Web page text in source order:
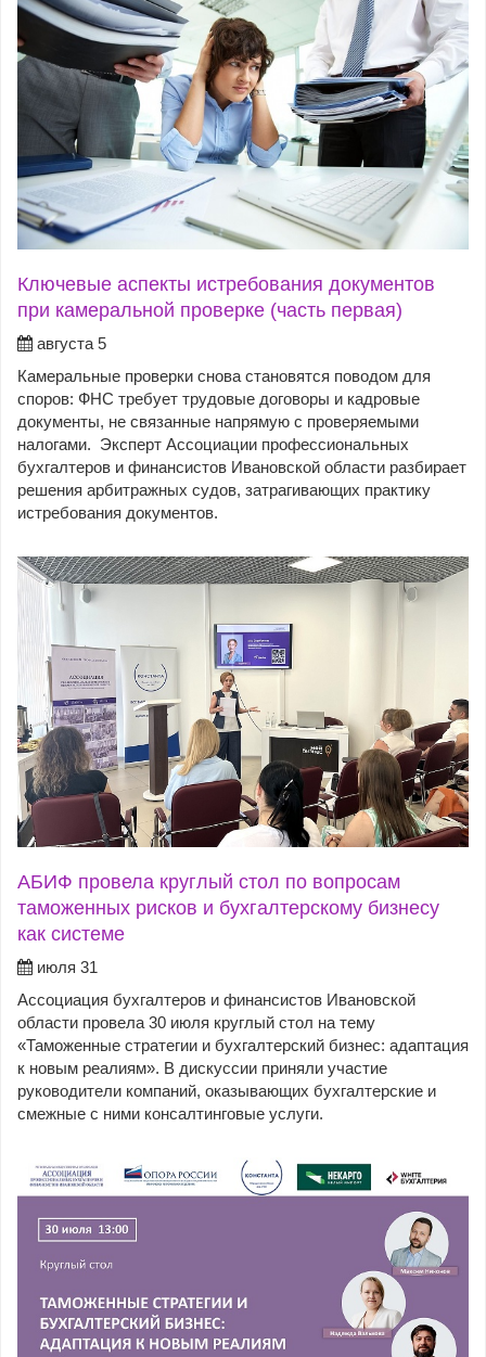
Ключевые аспекты истребования документов
при камеральной проверке (часть первая)
августа 5
Камеральные проверки снова становятся поводом для
споров: ФНС требует трудовые договоры и кадровые
документы, не связанные напрямую с проверяемыми
налогами. Эксперт Ассоциации профессиональных
бухгалтеров и финансистов Ивановской области разбирает
решения арбитражных судов, затрагивающих практику
истребования документов.
АБИФ провела круглый стол по вопросам
таможенных рисков и бухгалтерскому бизнесу
как системе
июля 31
Ассоциация бухгалтеров и финансистов Ивановской
области провела 30 июля круглый стол на тему
«Таможенные стратегии и бухгалтерский бизнес: адаптация
к новым реалиям». В дискуссии приняли участие
руководители компаний, оказывающих бухгалтерские и
смежные с ними консалтинговые услуги.